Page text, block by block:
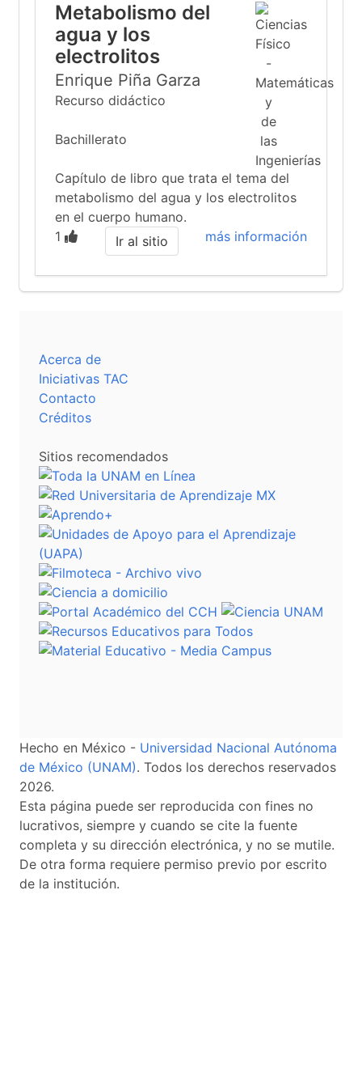
Metabolismo del
agua y los
electrolitos
Enrique Piña Garza
Recurso didáctico
Bachillerato
Capítulo de libro que trata el tema del
metabolismo del agua y los electrolitos
en el cuerpo humano.
1
más información
Ir al sitio
Acerca de
Iniciativas TAC
Contacto
Créditos
Sitios recomendados
Hecho en México - Universidad Nacional Autónoma
de México (UNAM). Todos los derechos reservados
2026.
Esta página puede ser reproducida con fines no
lucrativos, siempre y cuando se cite la fuente
completa y su dirección electrónica, y no se mutile.
De otra forma requiere permiso previo por escrito
de la institución.